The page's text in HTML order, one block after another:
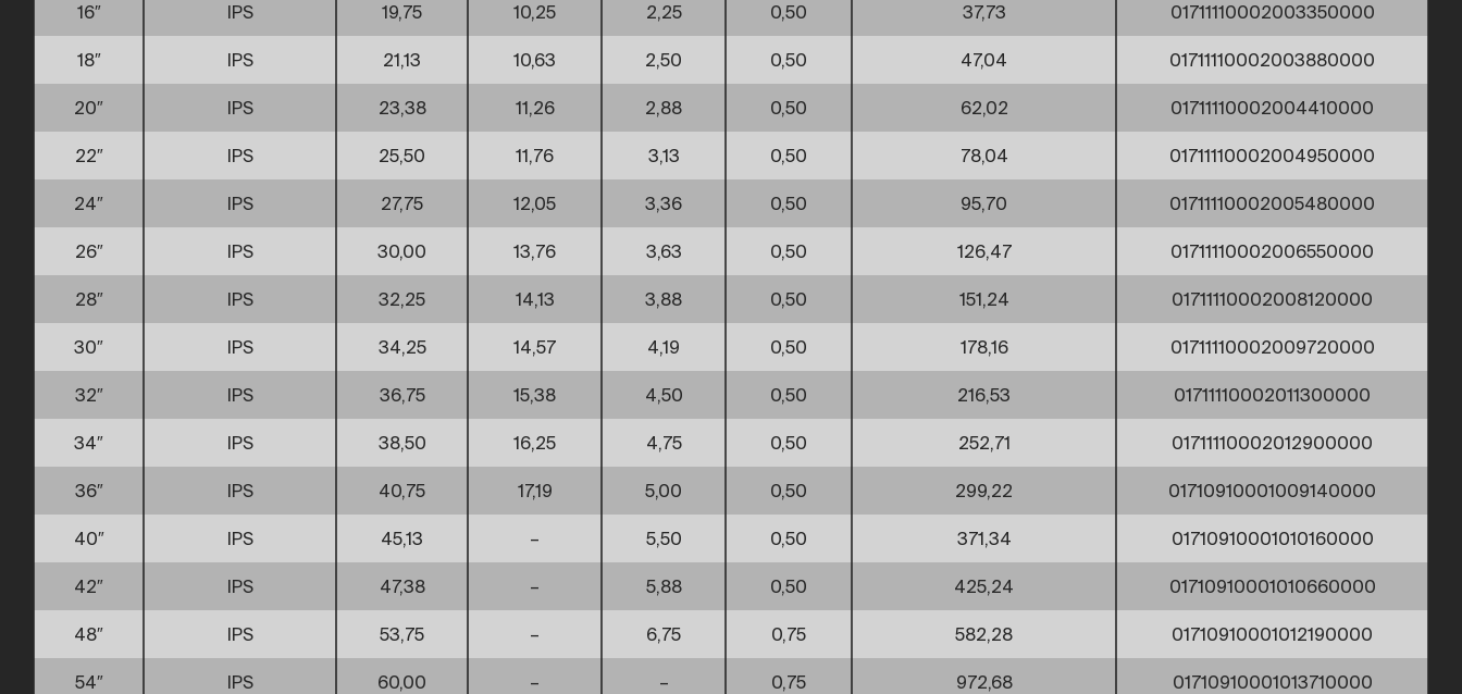
16″ IPS 19,75 10,25 2,25 0,50 37,73 01711110002003350000
18″ IPS 21,13 10,63 2,50 0,50 47,04 01711110002003880000
20″ IPS 23,38 11,26 2,88 0,50 62,02 01711110002004410000
22″ IPS 25,50 11,76 3,13 0,50 78,04 01711110002004950000
24″ IPS 27,75 12,05 3,36 0,50 95,70 01711110002005480000
26″ IPS 30,00 13,76 3,63 0,50 126,47 01711110002006550000
28″ IPS 32,25 14,13 3,88 0,50 151,24 01711110002008120000
30″ IPS 34,25 14,57 4,19 0,50 178,16 01711110002009720000
32″ IPS 36,75 15,38 4,50 0,50 216,53 01711110002011300000
34″ IPS 38,50 16,25 4,75 0,50 252,71 01711110002012900000
36″ IPS 40,75 17,19 5,00 0,50 299,22 01710910001009140000
40″ IPS 45,13 – 5,50 0,50 371,34 01710910001010160000
42″ IPS 47,38 – 5,88 0,50 425,24 01710910001010660000
48″ IPS 53,75 – 6,75 0,75 582,28 01710910001012190000
54″ IPS 60,00 – – 0,75 972,68 01710910001013710000